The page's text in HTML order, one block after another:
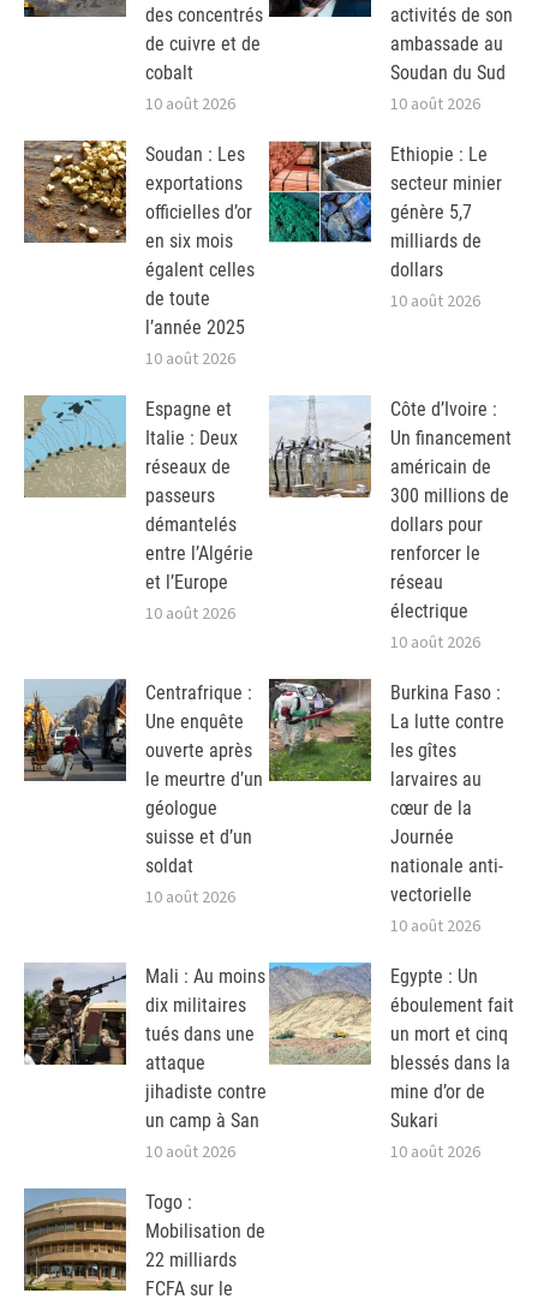
des concentrés
de cuivre et de
cobalt
10 août 2026
activités de son
ambassade au
Soudan du Sud
10 août 2026
Soudan : Les
exportations
officielles d’or
en six mois
égalent celles
de toute
l’année 2025
10 août 2026
Ethiopie : Le
secteur minier
génère 5,7
milliards de
dollars
10 août 2026
Espagne et
Italie : Deux
réseaux de
passeurs
démantelés
entre l’Algérie
et l’Europe
10 août 2026
Côte d’Ivoire :
Un financement
américain de
300 millions de
dollars pour
renforcer le
réseau
électrique
10 août 2026
Centrafrique :
Une enquête
ouverte après
le meurtre d’un
géologue
suisse et d’un
soldat
10 août 2026
Burkina Faso :
La lutte contre
les gîtes
larvaires au
cœur de la
Journée
nationale anti-
vectorielle
10 août 2026
Mali : Au moins
dix militaires
tués dans une
attaque
jihadiste contre
un camp à San
10 août 2026
Egypte : Un
éboulement fait
un mort et cinq
blessés dans la
mine d’or de
Sukari
10 août 2026
Togo :
Mobilisation de
22 milliards
FCFA sur le